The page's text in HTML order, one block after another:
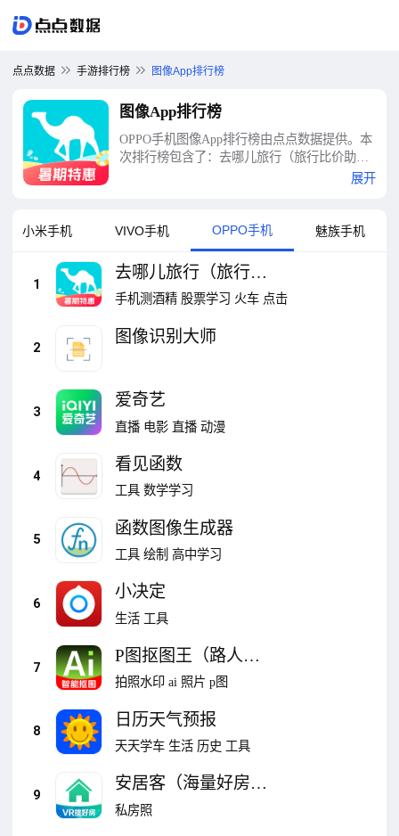
点点数据 手游排行榜 图像App排行榜
图像App排行榜
OPPO手机图像App排行榜由点点数据提供。本
次排行榜包含了：去哪儿旅行（旅行比价助
手）、图像识别大师、爱奇艺、看见函数、函
源）、唯品会等十大图像App排行榜
展开
小米手机 VIVO手机 OPPO手机 魅族手机
1
去哪儿旅行（旅行比
价助手）
手机测酒精 股票学习 火车 点击
2
图像识别大师
3
爱奇艺
直播 电影 直播 动漫
4
看见函数
工具 数学学习
5
函数图像生成器
工具 绘制 高中学习
6
小决定
生活 工具
7
P图抠图王（路人消
除）
拍照水印 ai 照片 p图
8
日历天气预报
天天学车 生活 历史 工具
9
安居客（海量好房
源）
私房照